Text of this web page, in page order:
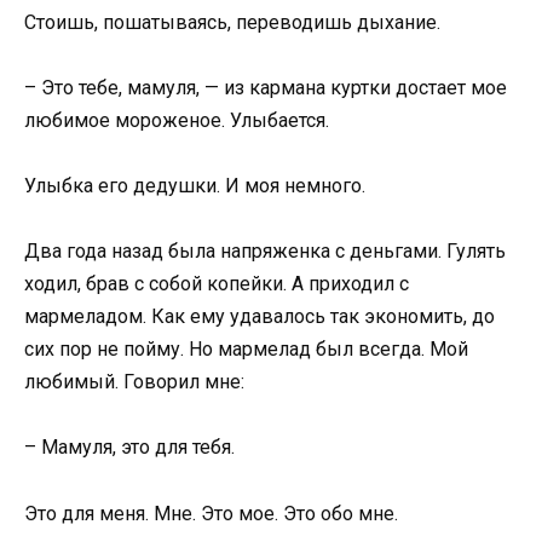
Стоишь, пошатываясь, переводишь дыхание.
– Это тебе, мамуля, — из кармана куртки достает мое
любимое мороженое. Улыбается.
Улыбка его дедушки. И моя немного.
Два года назад была напряженка с деньгами. Гулять
ходил, брав с собой копейки. А приходил с
мармеладом. Как ему удавалось так экономить, до
сих пор не пойму. Но мармелад был всегда. Мой
любимый. Говорил мне:
– Мамуля, это для тебя.
Это для меня. Мне. Это мое. Это обо мне.